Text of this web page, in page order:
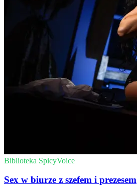
Biblioteka SpicyVoice
Sex w biurze z szefem i prezesem